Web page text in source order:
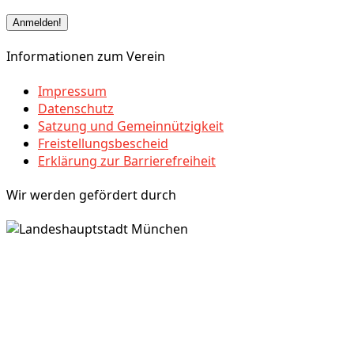
Informationen zum Verein
Impressum
Datenschutz
Satzung und Gemeinnützigkeit
Freistellungsbescheid
Erklärung zur Barrierefreiheit
Wir werden gefördert durch